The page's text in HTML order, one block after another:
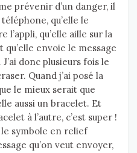
prévenir d’un danger, il
qu’elle le
l’appli, qu’elle aille sur la
qu’elle envoie le message
donc plusieurs fois le
Quand j’ai posé la
le mieux serait que
aussi un bracelet. Et
à l’autre, c’est super !
le symbole en relief
qu’on veut envoyer,